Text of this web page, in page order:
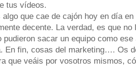
tus vídeos.
algo que cae de cajón hoy en día
decente. La verdad, es que
pudieron sacar un equipo como
En fin, cosas del marketing…. Os
que veáis por vosotros mismos,